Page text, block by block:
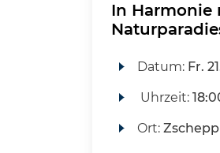
In Harmonie
Datum: Fr.
Uhrzeit:
Ort: